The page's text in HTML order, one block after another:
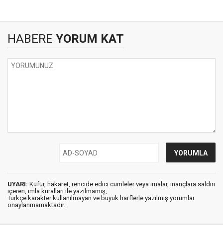
HABERE YORUM KAT
UYARI: Küfür, hakaret, rencide edici cümleler veya imalar, inançlara saldırı
içeren, imla kuralları ile yazılmamış,
Türkçe karakter kullanılmayan ve büyük harflerle yazılmış yorumlar
onaylanmamaktadır.